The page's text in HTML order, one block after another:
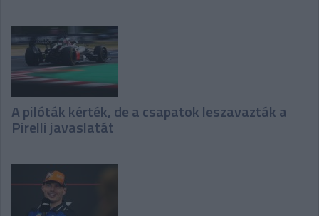
A pilóták kérték, de a csapatok leszavazták a
Pirelli javaslatát